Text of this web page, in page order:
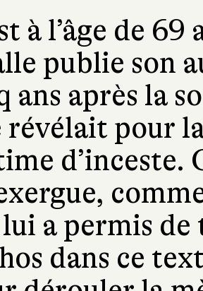
à l’âge de
publie son
ans après la
révélait pour
d’inceste.
a permis de
dans ce